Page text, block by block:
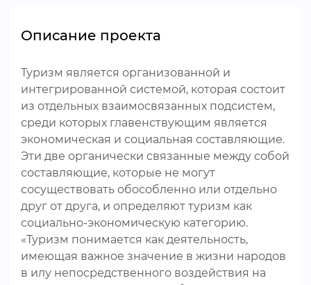
Описание проекта
Туризм является организованной и
интегрированной системой, которая состоит
из отдельных взаимосвязанных подсистем,
среди которых главенствующим является
экономическая и социальная составляющие.
Эти две органически связанные между собой
составляющие, которые не могут
сосуществовать обособленно или отдельно
друг от друга, и определяют туризм как
социально-экономическую категорию.
«Туризм понимается как деятельность,
имеющая важное значение в жизни народов
в илу непосредственного воздействия на